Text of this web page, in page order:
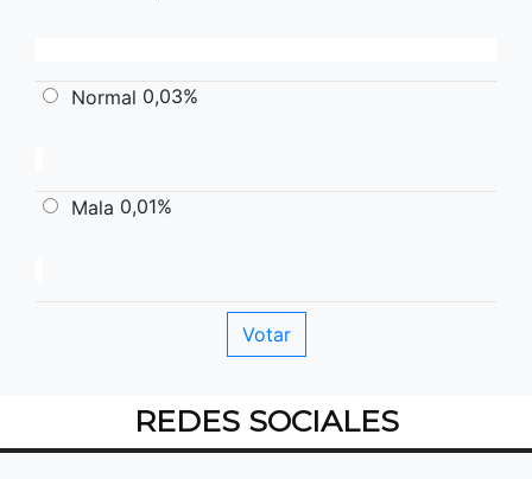
Normal 0,03%
Mala 0,01%
REDES SOCIALES